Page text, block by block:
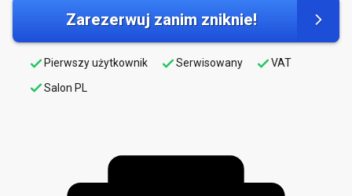
Zarezerwuj zanim zniknie!
Pierwszy użytkownik Serwisowany
VAT
Salon PL